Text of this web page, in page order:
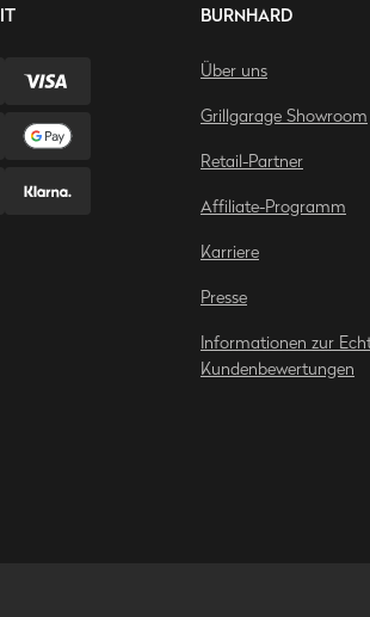
BURNHARD
Über uns
Grillgarage Showroom
Retail-Partner
Affiliate-Programm
Karriere
Presse
Informationen zur
Kundenbewertungen